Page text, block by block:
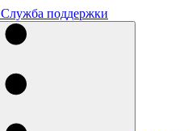
Служба поддержки